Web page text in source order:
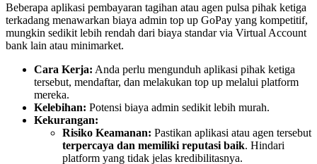
Beberapa aplikasi pembayaran tagihan atau agen pulsa pihak ketiga
terkadang menawarkan biaya admin top up GoPay yang kompetitif,
mungkin sedikit lebih rendah dari biaya standar via Virtual Account
bank lain atau minimarket.
Cara Kerja: Anda perlu mengunduh aplikasi pihak ketiga
tersebut, mendaftar, dan melakukan top up melalui platform
mereka.
Kelebihan: Potensi biaya admin sedikit lebih murah.
Kekurangan:
Risiko Keamanan: Pastikan aplikasi atau agen tersebut
terpercaya dan memiliki reputasi baik. Hindari
platform yang tidak jelas kredibilitasnya.